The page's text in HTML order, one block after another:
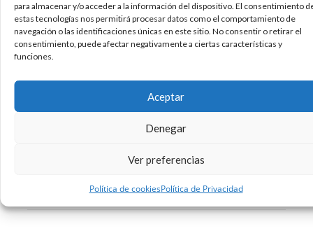
para almacenar y/o acceder a la información del dispositivo. El consentimiento
estas tecnologías nos permitirá procesar datos como el comportamiento de
navegación o las identificaciones únicas en este sitio. No consentir o retirar el
consentimiento, puede afectar negativamente a ciertas características y
funciones.
Aceptar
Denegar
Ver preferencias
Política de cookiesPolítica de Privacidad
¿Sufren vuestros padres o abuelos -o, ya
puestos, vosotros- de vista cansada?
¿Hipermetropía? ¿Astigmatismo?… Pues eso no
es nada comparando con las carencias oculares
que la mayoría de los jóvenes actuales podrán
llegar a padecer al alcanzar una edad más que
madura. Y todo a